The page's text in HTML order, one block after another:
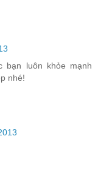
bạn luôn khỏe mạnh
nhé!